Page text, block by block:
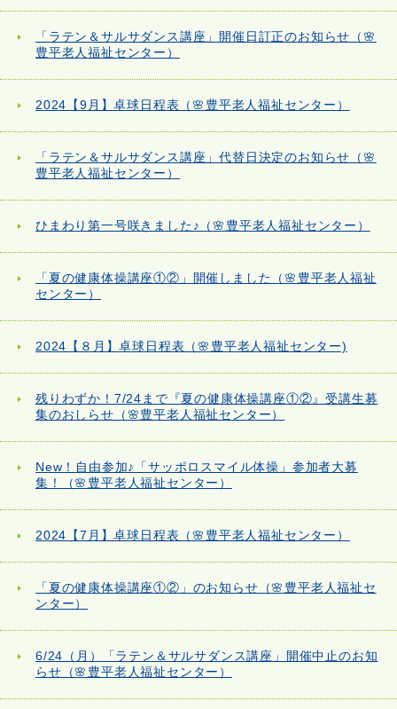
「ラテン＆サルサダンス講座」開催日訂正のお知らせ（🌸
豊平老人福祉センター）
2024【9月】卓球日程表（🌸豊平老人福祉センター）
「ラテン＆サルサダンス講座」代替日決定のお知らせ（🌸
豊平老人福祉センター）
ひまわり第一号咲きました♪（🌸豊平老人福祉センター）
「夏の健康体操講座①②」開催しました（🌸豊平老人福祉
センター）
2024【８月】卓球日程表（🌸豊平老人福祉センター)
残りわずか！7/24まで『夏の健康体操講座①②』受講生募
集のおしらせ（🌸豊平老人福祉センター）
New！自由参加♪「サッポロスマイル体操」参加者大募
集！（🌸豊平老人福祉センター）
2024【7月】卓球日程表（🌸豊平老人福祉センター）
「夏の健康体操講座①②」のお知らせ（🌸豊平老人福祉セ
ンター）
6/24（月）「ラテン＆サルサダンス講座」開催中止のお知
らせ（🌸豊平老人福祉センター）